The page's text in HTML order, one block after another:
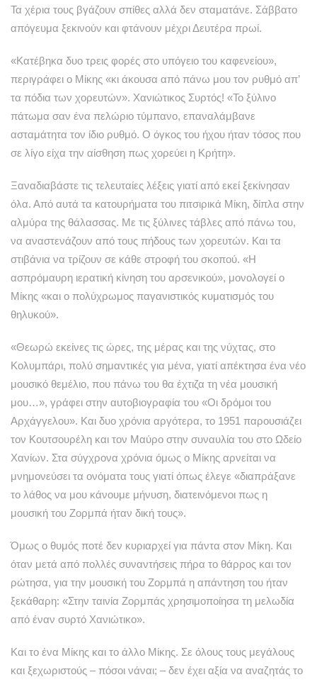
Τα χέρια τους βγάζουν σπίθες αλλά δεν σταματάνε. Σάββατο
απόγευμα ξεκινούν και φτάνουν μέχρι Δευτέρα πρωί.
«Κατέβηκα δυο τρεις φορές στο υπόγειο του καφενείου»,
περιγράφει ο Μίκης «κι άκουσα από πάνω μου τον ρυθμό απ’
τα πόδια των χορευτών». Χανιώτικος Συρτός! «Το ξύλινο
πάτωμα σαν ένα πελώριο τύμπανο, επαναλάμβανε
ασταμάτητα τον ίδιο ρυθμό. Ο όγκος του ήχου ήταν τόσος που
σε λίγο είχα την αίσθηση πως χορεύει η Κρήτη».
Ξαναδιαβάστε τις τελευταίες λέξεις γιατί από εκεί ξεκίνησαν
όλα. Από αυτά τα κατουρήματα του πιτσιρικά Μίκη, δίπλα στην
αλμύρα της θάλασσας. Με τις ξύλινες τάβλες από πάνω του,
να αναστενάζουν από τους πήδους των χορευτών. Και τα
στιβάνια να τρίζουν σε κάθε στροφή του σκοπού. «Η
ασπρόμαυρη ιερατική κίνηση του αρσενικού», μονολογεί ο
Μίκης «και ο πολύχρωμος παγανιστικός κυματισμός του
θηλυκού».
«Θεωρώ εκείνες τις ώρες, της μέρας και της νύχτας, στο
Κολυμπάρι, πολύ σημαντικές για μένα, γιατί απέκτησα ένα νέο
μουσικό θεμέλιο, που πάνω του θα έχτιζα τη νέα μουσική
μου…», γράφει στην αυτοβιογραφία του «Οι δρόμοι του
Αρχάγγελου». Και δυο χρόνια αργότερα, το 1951 παρουσιάζει
τον Κουτσουρέλη και τον Μαύρο στην συναυλία του στο Ωδείο
Χανίων. Στα σύγχρονα χρόνια όμως ο Μίκης αρνείται να
μνημονεύσει τα ονόματα τους γιατί όπως έλεγε «διαπράξανε
το λάθος να μου κάνουμε μήνυση, διατεινόμενοι πως η
μουσική του Ζορμπά ήταν δική τους».
Όμως ο θυμός ποτέ δεν κυριαρχεί για πάντα στον Μίκη. Και
όταν μετά από πολλές συναντήσεις πήρα το θάρρος και τον
ρώτησα, για την μουσική του Ζορμπά η απάντηση του ήταν
ξεκάθαρη: «Στην ταινία Ζορμπάς χρησιμοποίησα τη μελωδία
από έναν συρτό Χανιώτικο».
Και το ένα Μίκης και το άλλο Μίκης. Σε όλους τους μεγάλους
και ξεχωριστούς – πόσοι νάναι; – δεν έχει αξία να αναζητάς το